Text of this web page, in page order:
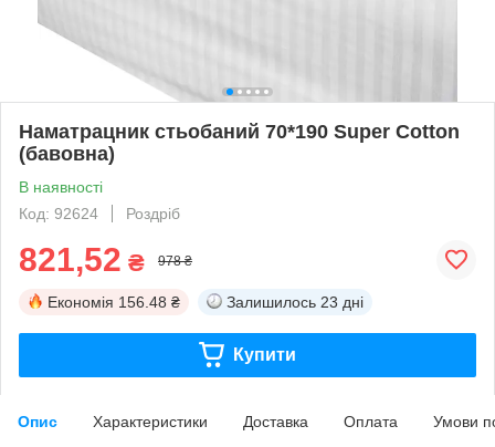
Наматрацник стьобаний 70*190 Super Cotton
(бавовна)
В наявності
Код: 92624
Роздріб
821,52 ₴ 978 ₴
Економія 156.48 ₴ Залишилось 23 дні
Купити
Опис Характеристики Доставка Оплата Умови